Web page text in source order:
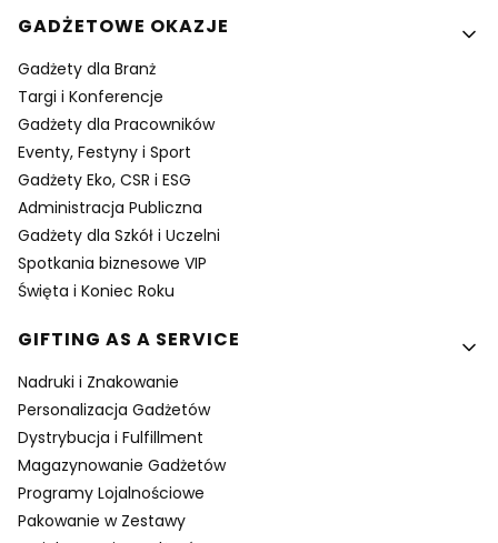
GADŻETOWE OKAZJE
Gadżety dla Branż
Targi i Konferencje
Gadżety dla Pracowników
Eventy, Festyny i Sport
Gadżety Eko, CSR i ESG
Administracja Publiczna
Gadżety dla Szkół i Uczelni
Spotkania biznesowe VIP
Święta i Koniec Roku
GIFTING AS A SERVICE
Nadruki i Znakowanie
Personalizacja Gadżetów
Dystrybucja i Fulfillment
Magazynowanie Gadżetów
Programy Lojalnościowe
Pakowanie w Zestawy